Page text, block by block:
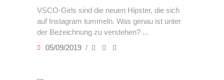
VSCO-Girls sind die neuen Hipster, die sich
auf Instagram tummeln. Was genau ist unter
der Bezeichnung zu verstehen?
05/09/2019